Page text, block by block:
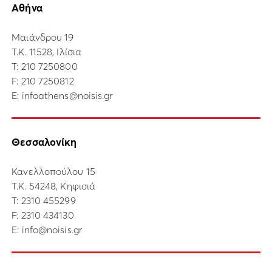
Αθήνα
Μαιάνδρου 19
Τ.Κ. 11528, Ιλίσια
Τ: 210 7250800
F: 210 7250812
E: infoathens@noisis.gr
Θεσσαλονίκη
Κανελλοπούλου 15
Τ.Κ. 54248, Κηφισιά
Τ: 2310 455299
F: 2310 434130
E: info@noisis.gr